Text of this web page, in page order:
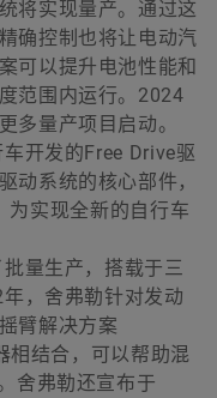
将实现量产。通过这
确控制也将让电动汽
可以提升电池性能和
范围内运行。2024
多量产项目启动。
开发的Free Drive驱
动系统的核心部件，
为实现全新的自行车
量生产，搭载于三
，舍弗勒针对发动
臂解决方案
相结合，可以帮助混
舍弗勒还宣布于